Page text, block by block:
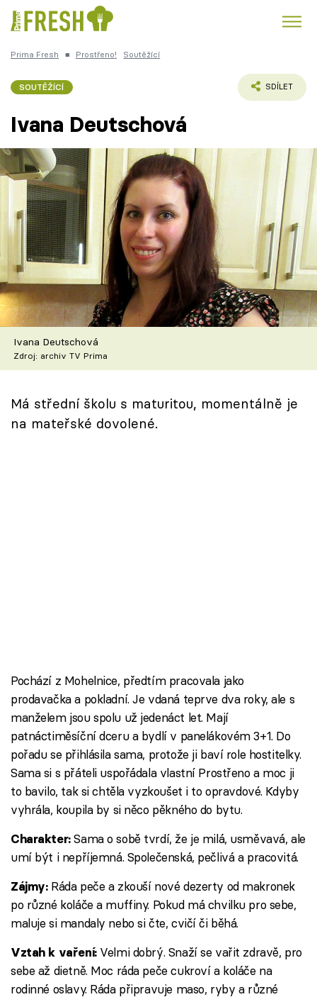
Česká kuchyně
Témata
Recepty
Články
TV Program
Škola vaření
Recepty z TV
Speciál: Cuketa
Prima Fresh ■ Prostřeno! Soutěžící
SOUTĚŽÍCÍ SDÍLET
Ivana Deutschová
Ivana Deutschová
Zdroj: archiv TV Prima
Má střední školu s maturitou, momentálně je
na mateřské dovolené.
Pochází z Mohelnice, předtím pracovala jako
prodavačka a pokladní. Je vdaná teprve dva roky, ale s
manželem jsou spolu už jedenáct let. Mají
patnáctiměsíční dceru a bydlí v panelákovém 3+1. Do
pořadu se přihlásila sama, protože ji baví role hostitelky.
Sama si s přáteli uspořádala vlastní Prostřeno a moc ji
to bavilo, tak si chtěla vyzkoušet i to opravdové. Kdyby
vyhrála, koupila by si něco pěkného do bytu.
Charakter:Sama o sobě tvrdí, že je milá, usměvavá, ale
umí být i nepříjemná. Společenská, pečlivá a pracovitá.
Zájmy: Ráda peče a zkouší nové dezerty od makronek
po různé koláče a muffiny. Pokud má chvilku pro sebe,
maluje si mandaly nebo si čte, cvičí či běhá.
Vztah k vaření: Velmi dobrý. Snaží se vařit zdravě, pro
sebe až dietně. Moc ráda peče cukroví a koláče na
rodinné oslavy. Ráda připravuje maso, ryby a různé